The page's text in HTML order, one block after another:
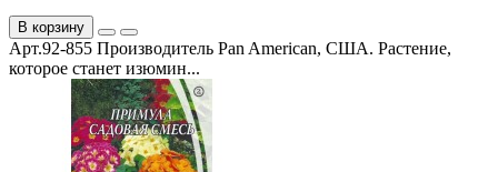
В корзину
Арт.92-855 Производитель Pan American, США. Растение,
которое станет изюмин...